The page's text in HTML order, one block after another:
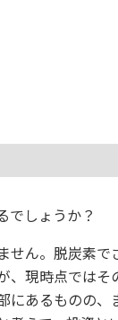
でしょうか？
ん。脱炭素で
現時点ではそ
にあるものの、